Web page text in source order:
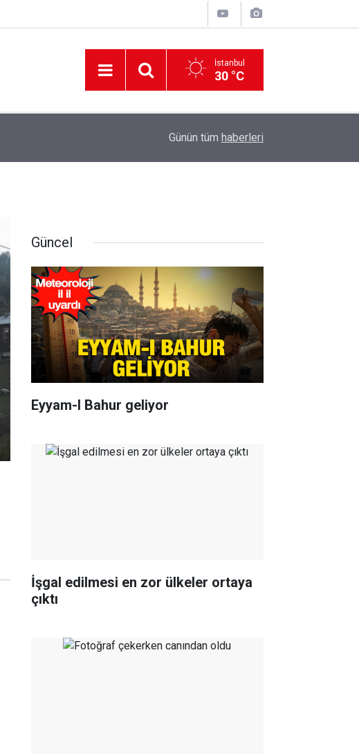
İstanbul
30 °C
İzmir 112’de Kan Donduran İddialar!
Günün tüm haberleri
Güncel
Eyyam-I Bahur geliyor
İşgal edilmesi en zor ülkeler ortaya
çıktı